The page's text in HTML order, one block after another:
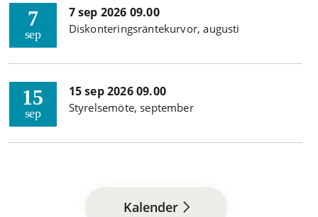
7
sep
7 sep 2026 09.00
Diskonteringsräntekurvor, augusti
15
sep
15 sep 2026 09.00
Styrelsemöte, september
Kalender